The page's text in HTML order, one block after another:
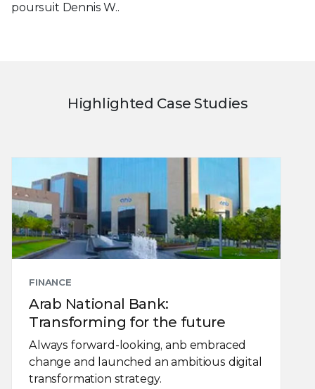
poursuit Dennis W..
Highlighted Case Studies
FINANCE
Arab National Bank:
Transforming for the future
Always forward-looking, anb embraced
change and launched an ambitious digital
transformation strategy.